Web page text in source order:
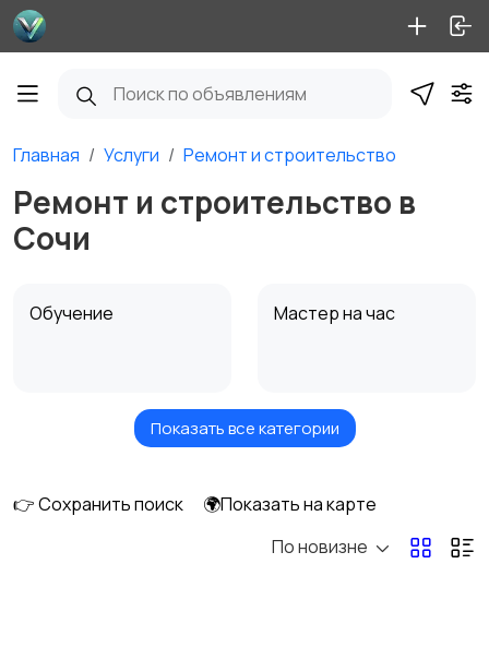
Главная Услуги Ремонт и строительство
Ремонт и строительство в
Сочи
Обучение Мастер на час
Красота и здоровье Перевозки
Показать все категории
👉 Сохранить поиск
🌍Показать на карте
По новизне